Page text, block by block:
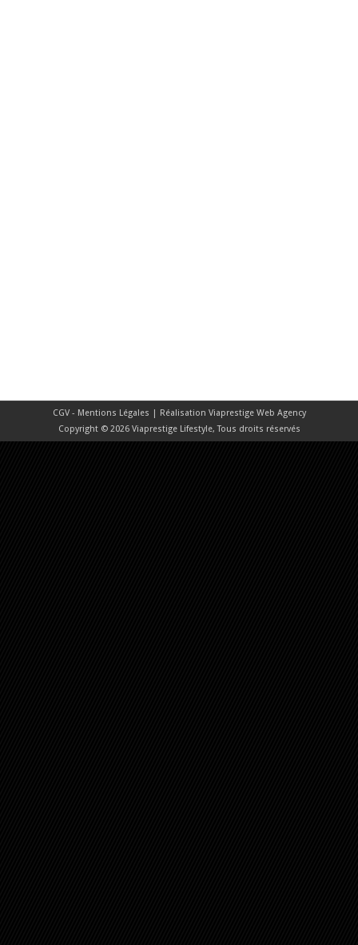
CGV - Mentions Légales | Réalisation Viaprestige Web Agency
Copyright © 2026 Viaprestige Lifestyle, Tous droits réservés